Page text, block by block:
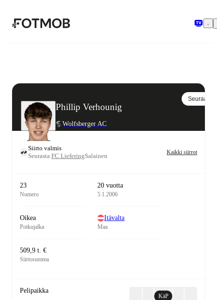
Phillip Verhounig
Wolfsberger AC
Seuraa
Siirto valmis
Seurasta FC LieferingSalainen
Kaikki siirrot
23
Numero
20 vuotta
5.1.2006
Oikea
Potkujalka
Itävalta
Maa
509,9 t. €
Siirtosumma
Pelipaikka
KäP